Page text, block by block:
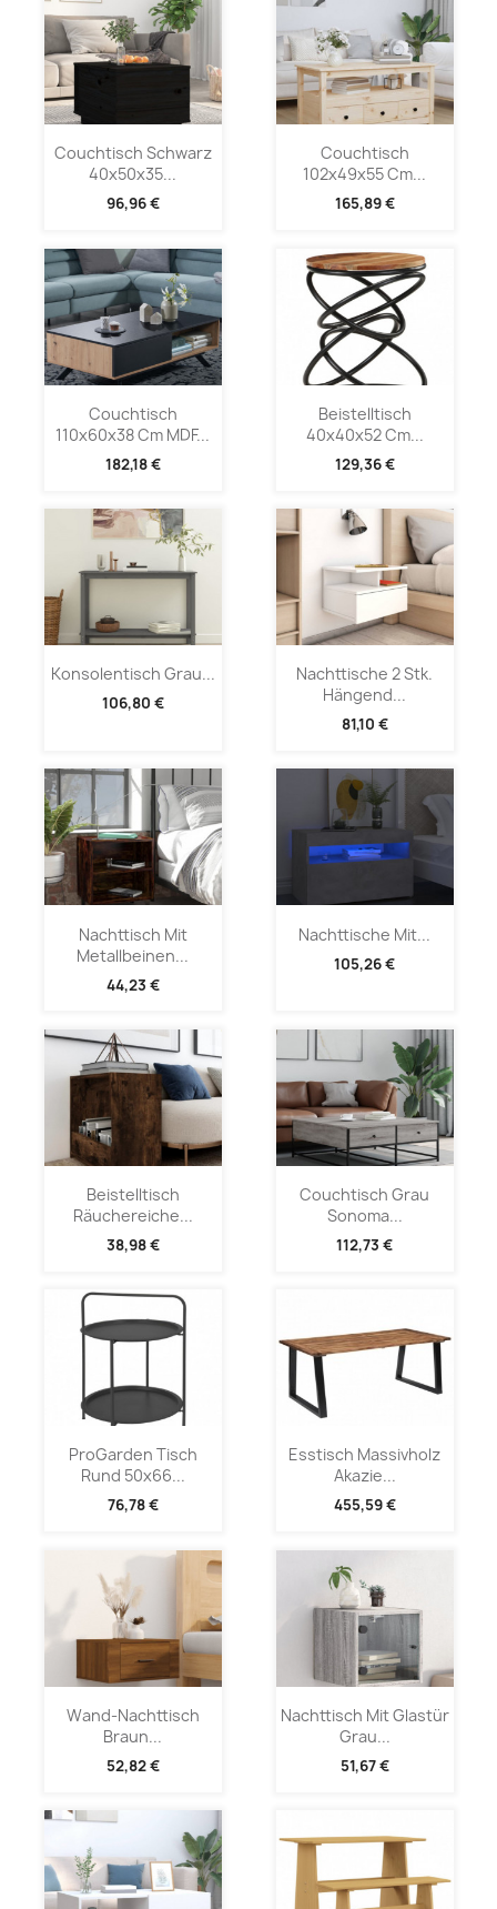
Couchtisch Schwarz
40x50x35...
96,96 €
Couchtisch
102x49x55 Cm...
165,89 €
Couchtisch
110x60x38 Cm MDF...
182,18 €
Beistelltisch
40x40x52 Cm...
129,36 €
Konsolentisch Grau...
106,80 €
Nachttische 2 Stk.
Hängend...
81,10 €
Nachttisch Mit
Metallbeinen...
44,23 €
Nachttische Mit...
105,26 €
Beistelltisch
Räuchereiche...
38,98 €
Couchtisch Grau
Sonoma...
112,73 €
ProGarden Tisch
Rund 50x66...
76,78 €
Esstisch Massivholz
Akazie...
455,59 €
Wand-Nachttisch
Braun...
52,82 €
Nachttisch Mit Glastür
Grau...
51,67 €